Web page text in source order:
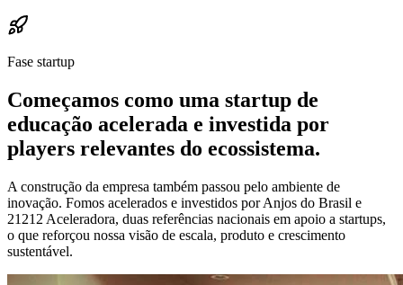
Fase startup
Começamos como uma startup de
educação acelerada e investida por
players relevantes do ecossistema.
A construção da empresa também passou pelo ambiente de
inovação. Fomos acelerados e investidos por Anjos do Brasil e
21212 Aceleradora, duas referências nacionais em apoio a startups,
o que reforçou nossa visão de escala, produto e crescimento
sustentável.